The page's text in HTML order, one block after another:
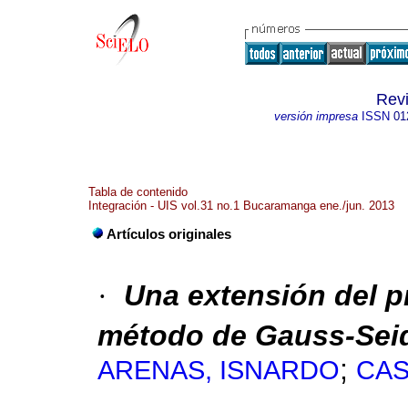
versión impresaISSN
Tabla de contenido
Integración - UIS vol.31 no.1 Bucaramanga ene./jun. 2013
Artículos originales
·
Una extensión del
método de Gauss-
ARENAS, ISNARDO;